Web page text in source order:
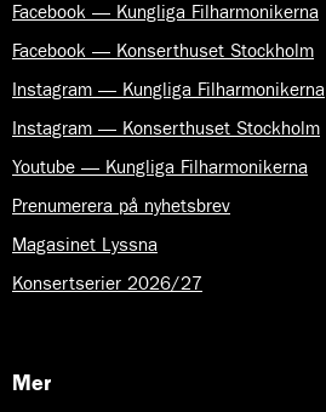
Facebook — Kungliga Filharmonikerna
Facebook — Konserthuset Stockholm
Instagram — Kungliga Filharmonikerna
Instagram — Konserthuset Stockholm
Youtube — Kungliga Filharmonikerna
Prenumerera på nyhetsbrev
Magasinet Lyssna
Konsertserier 2026/27
Mer